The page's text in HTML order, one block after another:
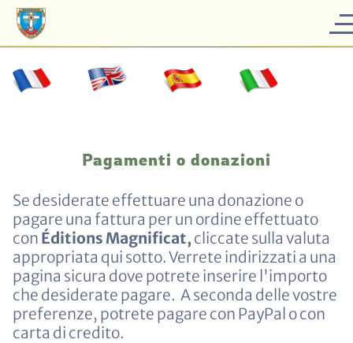
Pagamenti o donazioni
Se desiderate effettuare una donazione o
pagare una fattura per un ordine effettuato
con Éditions Magnificat, cliccate sulla valuta
appropriata qui sotto. Verrete indirizzati a una
pagina sicura dove potrete inserire l'importo
che desiderate pagare. A seconda delle vostre
preferenze, potrete pagare con PayPal o con
carta di credito.